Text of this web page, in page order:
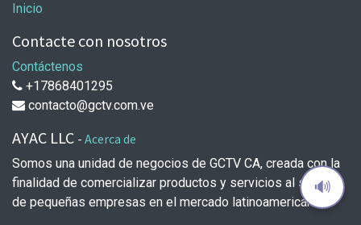
Inicio
Contacte con nosotros
Contáctenos
+17868401295
contacto@gctv.com.ve
AYAC LLC - Acerca de
Somos una unidad de negocios de GCTV CA, creada con la
finalidad de comercializar productos y servicios al sector
de pequeñas empresas en el mercado latinoamericano
🔊